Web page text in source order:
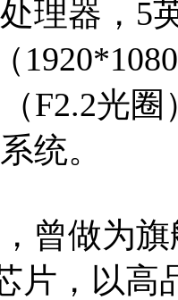
理器，5
F2.2光
统。
曾做为
片，以高